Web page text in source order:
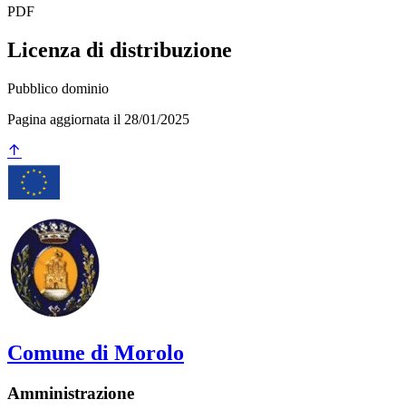
PDF
Licenza di distribuzione
Pubblico dominio
Pagina aggiornata il 28/01/2025
Comune di Morolo
Amministrazione